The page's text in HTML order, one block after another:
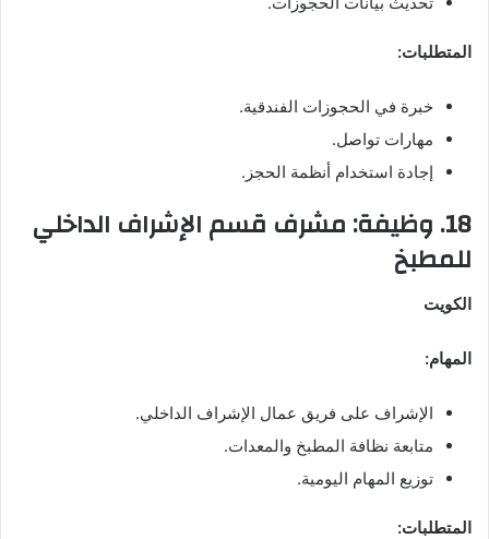
المتطلبات:
خبرة في الحجوزات الفندقية.
مهارات تواصل.
إجادة استخدام أنظمة الحجز.
18. وظيفة: مشرف قسم الإشراف الداخلي
للمطبخ
الكويت
المهام:
الإشراف على فريق عمال الإشراف الداخلي.
متابعة نظافة المطبخ والمعدات.
توزيع المهام اليومية.
المتطلبات: